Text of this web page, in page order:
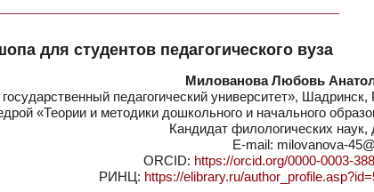
для студентов педагогического вуза
Милованова Любовь
педагогический университет», Шадринск,
«Теории и методики дошкольного и начального
Кандидат филологических наук,
E-mail: milovanova-
ORCID: https://orcid.org/0000-0003-
РИНЦ: https://elibrary.ru/